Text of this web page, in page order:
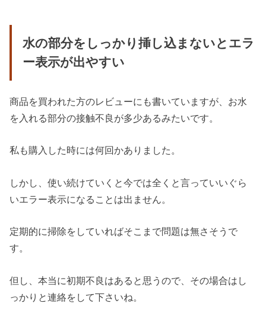
水の部分をしっかり挿し込まないとエラ
ー表示が出やすい
商品を買われた方のレビューにも書いていますが、お水
を入れる部分の接触不良が多少あるみたいです。
私も購入した時には何回かありました。
しかし、使い続けていくと今では全くと言っていいぐら
いエラー表示になることは出ません。
定期的に掃除をしていればそこまで問題は無さそうで
す。
但し、本当に初期不良はあると思うので、その場合はし
っかりと連絡をして下さいね。